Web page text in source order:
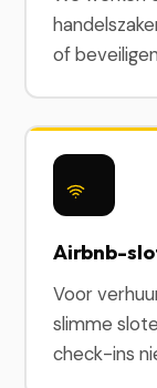
of
Airbnb-
Voor
slimme
check-ins